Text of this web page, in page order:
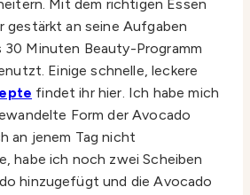
Mit dem richtigen Essen
gestärkt an seine Aufgaben
30 Minuten Beauty-Programm
Einige schnelle, leckere
findet ihr hier. Ich habe mich
Form der Avocado
an jenem Tag nicht
habe ich noch zwei Scheiben
hinzugefügt und die Avocado